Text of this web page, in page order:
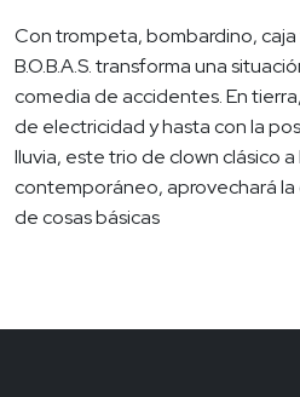
Con trompeta, bombardino,
B.O.B.A.S. transforma una
comedia de accidentes. En
de electricidad y hasta con la
lluvia, este trio de clown clásico
contemporáneo, aprovechará la
de cosas básicas